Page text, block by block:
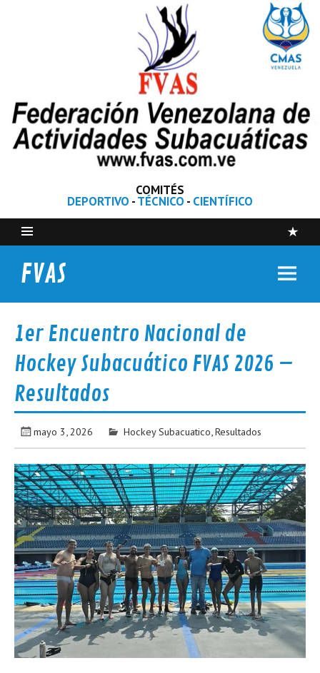
COMITÉS
DEPORTIVO -TÉCNICO - CIENTÍFICO
FVAS
1er Encuentro Nacional de
Hockey Subacuático FVAS 2026 –
Resultados
mayo 3, 2026 Hockey Subacuatico Resultados